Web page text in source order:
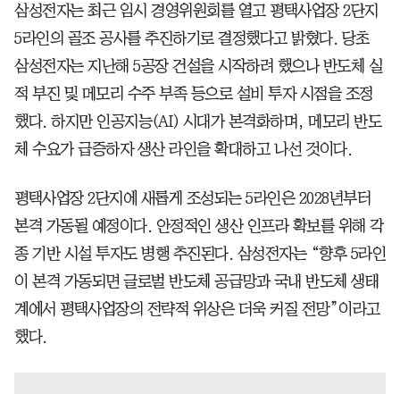
삼성전자는 최근 임시 경영위원회를 열고 평택사업장 2단지
5라인의 골조 공사를 추진하기로 결정했다고 밝혔다. 당초
삼성전자는 지난해 5공장 건설을 시작하려 했으나 반도체 실
적 부진 및 메모리 수주 부족 등으로 설비 투자 시점을 조정
했다. 하지만 인공지능(AI) 시대가 본격화하며, 메모리 반도
체 수요가 급증하자 생산 라인을 확대하고 나선 것이다.
평택사업장 2단지에 새롭게 조성되는 5라인은 2028년부터
본격 가동될 예정이다. 안정적인 생산 인프라 확보를 위해 각
종 기반 시설 투자도 병행 추진된다. 삼성전자는 “향후 5라인
이 본격 가동되면 글로벌 반도체 공급망과 국내 반도체 생태
계에서 평택사업장의 전략적 위상은 더욱 커질 전망”이라고
했다.